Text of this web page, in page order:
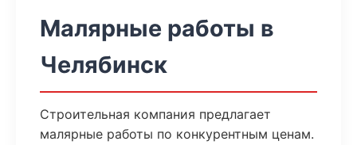
Малярные работы в
Челябинск
Строительная компания предлагает
малярные работы по конкурентным ценам.